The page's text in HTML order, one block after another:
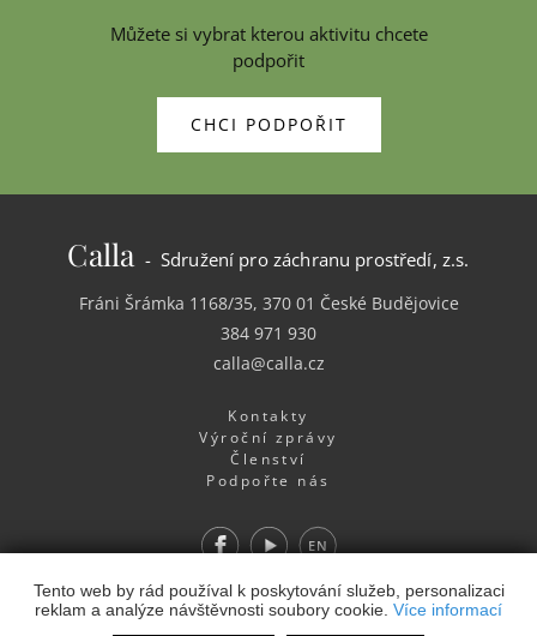
Tento web by rád používal k poskytování služeb, personalizaci
reklam a analýze návštěvnosti soubory cookie. Více informací
Můžete si vybrat kterou aktivitu chcete
podpořit
CHCI PODPOŘIT
Calla - Sdružení pro záchranu prostředí, z.s.
Fráni Šrámka 1168/35, 370 01 České Budějovice
384 971 930
calla@calla.cz
Kontakty
Výroční zprávy
Členství
Podpořte nás
FacebookYoutube EN
Webdesign& Webhosting&publikační systém Toolkit-
Studio